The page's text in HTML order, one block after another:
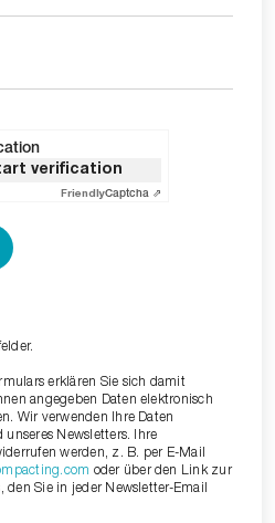
verification
FriendlyCaptcha ⇗
erklären Sie sich damit
angegeben Daten elektronisch
Wir verwenden Ihre Daten
unseres Newsletters. Ihre
werden, z. B. per E-Mail
oder über den Link zur
den Sie in jeder Newsletter-Email